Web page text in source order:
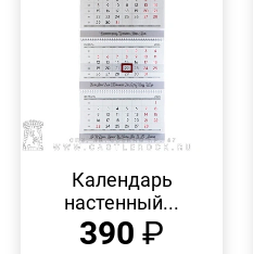
ПРОСМОТР
Календарь
настенный...
390 ₽